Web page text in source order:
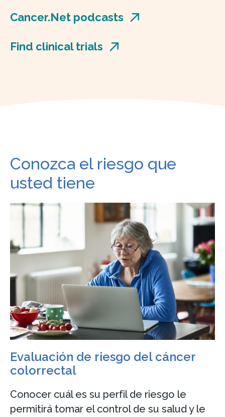
Cancer.Net podcasts
Find clinical trials
Conozca el riesgo que
usted tiene
Evaluación de riesgo del cáncer
colorrectal
Conocer cuál es su perfil de riesgo le
permitirá tomar el control de su salud y le